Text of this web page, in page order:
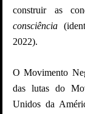
construir as
consciência
2022).
O Movimento
das lutas do
Unidos da